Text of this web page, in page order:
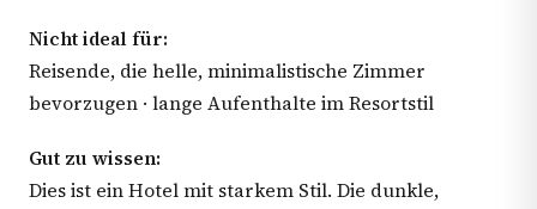
Nicht ideal für:
Reisende, die helle, minimalistische Zimmer
bevorzugen · lange Aufenthalte im Resortstil
Gut zu wissen:
Dies ist ein Hotel mit starkem Stil. Die dunkle,